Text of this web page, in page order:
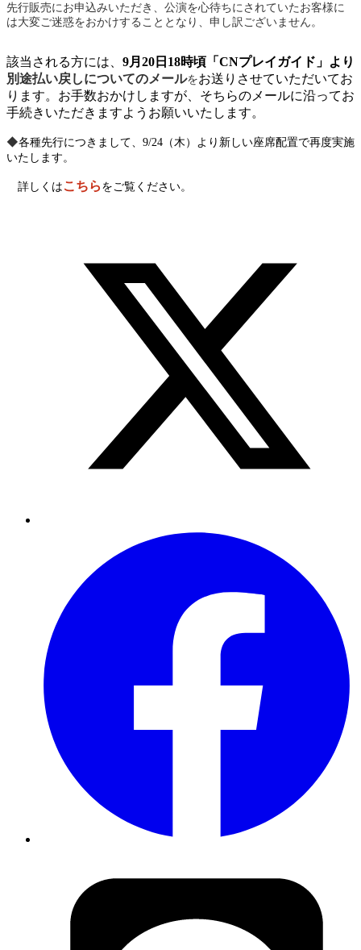
先行販売にお申込みいただき、公演を心待ちにされていたお客様に
は大変ご迷惑をおかけすることとなり、申し訳ございません。
該当される方には、 9月20日18時頃「CNプレイガイド」より
別途払い戻しについてのメールをお送りさせていただいてお
ります。お手数おかけしますが、そちらのメールに沿ってお
手続きいただきますようお願いいたします。
◆各種先行につきまして、 9/24（木）より 新しい座席配置で再度実施
いたします。
詳しくは こちら をご覧ください。